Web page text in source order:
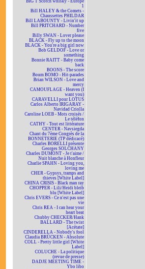
BIG T Scotch whisky - Europe
1
Bill HALEY & the Comets -
Chaussettes PHILDAR
Bill LABOUNTY - Livin'it up
Bill PRITCHARD - Number
five
Billy SWAN - Lover please
BLACK - Fly up to the moon
BLACK - You're a big girl now
Bob GELDOF - Love or
something
Bonnie RAITT - Baby come
back
BOONS - The score
Boum BOMO - Hit-parades
Brian WILSON - Love and
mercy
CAMOUFLAGE - Heaven (I
want you)
CARAVELLI pour LOTUS
Carlos Alberto IRIGARAY -
Navidad Criolla
Caroline LOEB - Mots croisés /
Le téléfon
CATHY - Tout est littérature
CENTER - Navsiegda
Chant du 7ème Congrès de la
BONNETERIE (TP dédicacé)
Charles BORELLI présente
Georges SOLCHANY
Charles DUMONT - Je t'aime /
Nuit blanche à Honfleur
Charlie SPAHN - Loving you,
loving me
CHER - Gypsys, tramps and
thieves [White Label]
CHINA CRISIS - Black man ray
CHOPPER - Lili/Heidi bleib
blu [White Label]
Chris EVERS - Ce n'est pas une
vie
Chris REA - I can hear your
heart beat
Chubby CHECKER/Hank
BALLARD - The twist
[Acétate]
CINDERELLA - Nobody's fool
Claudia BRÜCKEN - Absolute
COLL - Pretty little girl [White
Label]
COLUCHE - La politique
(revue de presse)
DADJE MEETING TIME -
Ybo libo